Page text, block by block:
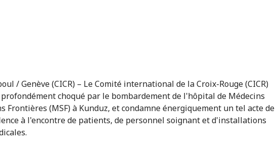
/ Genève (CICR) – Le Comité international de la Croix-Rouge (CICR)
choqué par le bombardement de l'hôpital de Médecins
Frontières (MSF) à Kunduz, et condamne énergiquement un tel acte de
à l'encontre de patients, de personnel soignant et d'installations